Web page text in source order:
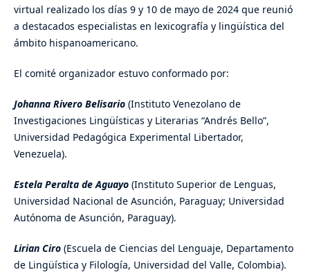
virtual realizado los días 9 y 10 de mayo de 2024 que reunió
a destacados especialistas en lexicografía y lingüística del
ámbito hispanoamericano.
El comité organizador estuvo conformado por:
Johanna Rivero Belisario (Instituto Venezolano de
Investigaciones Lingüísticas y Literarias “Andrés Bello”,
Universidad Pedagógica Experimental Libertador,
Venezuela).
Estela Peralta de Aguayo(Instituto Superior de Lenguas,
Universidad Nacional de Asunción, Paraguay; Universidad
Autónoma de Asunción, Paraguay).
Lirian Ciro(Escuela de Ciencias del Lenguaje, Departamento
de Lingüística y Filología, Universidad del Valle, Colombia).